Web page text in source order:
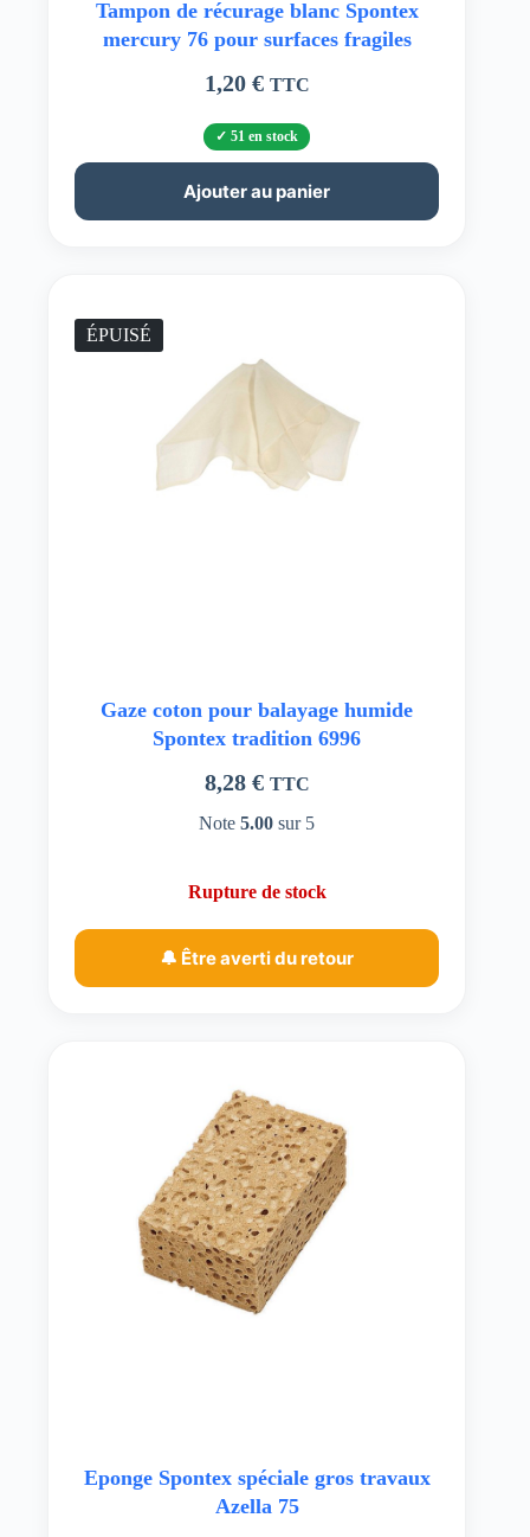
Tampon de récurage blanc Spontex
mercury 76 pour surfaces fragiles
1,20 € TTC
51 en stock
Ajouter au panier
ÉPUISÉ
Gaze coton pour balayage humide
Spontex tradition 6996
8,28 € TTC
Note5.00 sur 5
Rupture de stock
🔔 Être averti du retour
Eponge Spontex spéciale gros travaux
Azella 75